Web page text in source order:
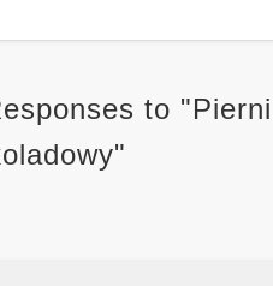
to